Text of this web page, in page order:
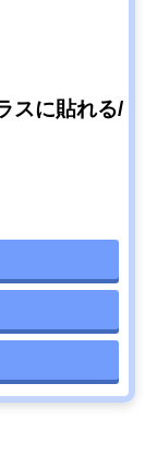
スに貼れる/